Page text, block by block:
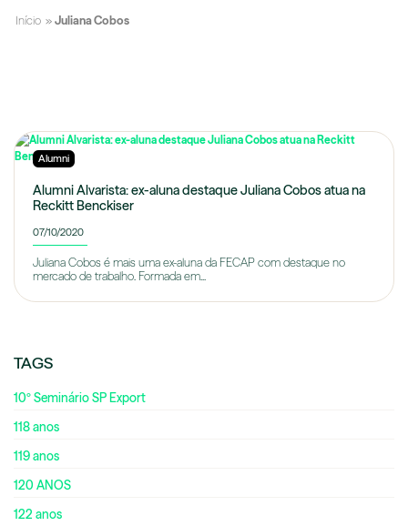
Início » Juliana Cobos
Alumni
Alumni Alvarista: ex-aluna destaque Juliana Cobos atua na
Reckitt Benckiser
07/10/2020
Juliana Cobos é mais uma ex-aluna da FECAP com destaque no
mercado de trabalho. Formada em...
TAGS
10º Seminário SP Export
118 anos
119 anos
120 ANOS
122 anos